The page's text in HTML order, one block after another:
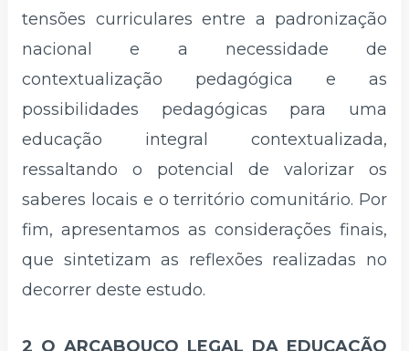
tensões curriculares entre a padronização
nacional e a necessidade de
contextualização pedagógica e as
possibilidades pedagógicas para uma
educação integral contextualizada,
ressaltando o potencial de valorizar os
saberes locais e o território comunitário. Por
fim, apresentamos as considerações finais,
que sintetizam as reflexões realizadas no
decorrer deste estudo.
2 O ARCABOUÇO LEGAL DA EDUCAÇÃO